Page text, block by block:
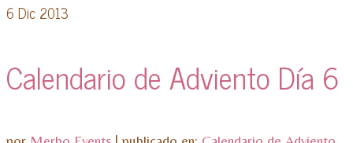
6 Dic 2013
Calendario de Adviento Día 6